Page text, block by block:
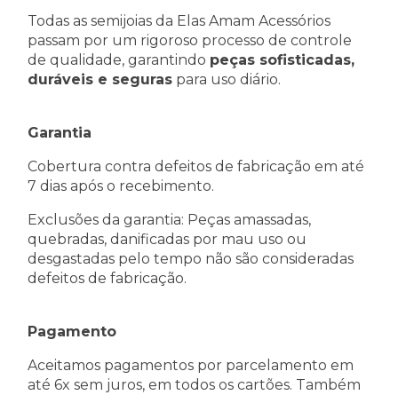
Todas as semijoias da Elas Amam Acessórios
passam por um rigoroso processo de controle
de qualidade, garantindo peças sofisticadas,
duráveis e seguras para uso diário.
Garantia
Cobertura contra defeitos de fabricação em até
7 dias após o recebimento.
Exclusões da garantia: Peças amassadas,
quebradas, danificadas por mau uso ou
desgastadas pelo tempo não são consideradas
defeitos de fabricação.
Pagamento
Aceitamos pagamentos por parcelamento em
até 6x sem juros, em todos os cartões. Também